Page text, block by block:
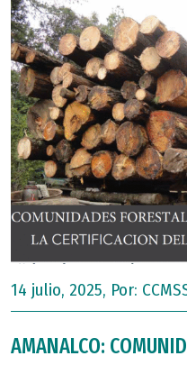
14 julio, 2025, Por:
AMANALCO: